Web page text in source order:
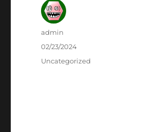
Author
admin
Posted
02/23/2024
Categories
Uncategorized